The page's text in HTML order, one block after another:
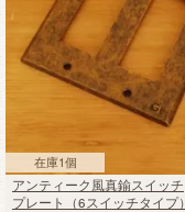
在庫1個
アンティーク風真鍮スイッチ
プレート（6スイッチタイプ）